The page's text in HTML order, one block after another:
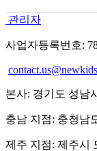
관리자
사업자등록번호:
본사: 경기도 성남
충남 지점: 충청남
제주 지점: 제주시